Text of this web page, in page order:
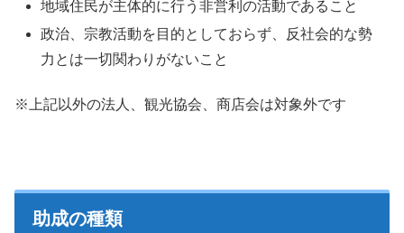
地域住民が主体的に行う非営利の活動であること
政治、宗教活動を目的としておらず、反社会的な勢
力とは一切関わりがないこと
※上記以外の法人、観光協会、商店会は対象外です
助成の種類